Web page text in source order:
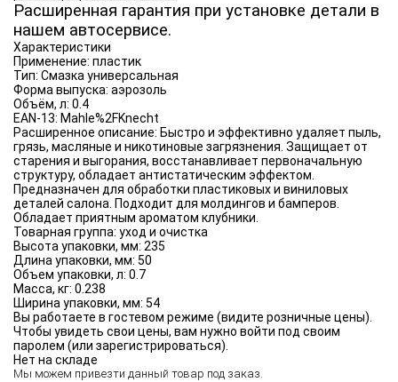
Расширенная гарантия при установке детали в
нашем автосервисе.
Характеристики
Применение: пластик
Тип: Смазка универсальная
Форма выпуска: аэрозоль
Объём, л: 0.4
EAN-13: Mahle%2FKnecht
Расширенное описание: Быстро и эффективно удаляет пыль,
грязь, масляные и никотиновые загрязнения. Защищает от
старения и выгорания, восстанавливает первоначальную
структуру, обладает антистатическим эффектом.
Предназначен для обработки пластиковых и виниловых
деталей салона. Подходит для молдингов и бамперов.
Обладает приятным ароматом клубники.
Товарная группа: уход и очистка
Высота упаковки, мм: 235
Длина упаковки, мм: 50
Объем упаковки, л: 0.7
Масса, кг: 0.238
Ширина упаковки, мм: 54
Вы работаете в гостевом режиме (видите розничные цены).
Чтобы увидеть свои цены, вам нужно войти под своим
паролем (или зарегистрироваться).
Нет на складе
Мы можем привезти данный товар под заказ.